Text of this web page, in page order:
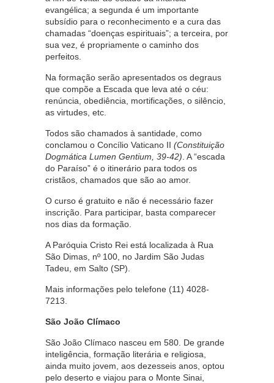
evangélica; a segunda é um importante
subsídio para o reconhecimento e a cura das
chamadas “doenças espirituais”; a terceira, por
sua vez, é propriamente o caminho dos
perfeitos.
Na formação serão apresentados os degraus
que compõe a Escada que leva até o céu:
renúncia, obediência, mortificações, o silêncio,
as virtudes, etc.
Todos são chamados à santidade, como
conclamou o Concílio Vaticano II (Constituição
Dogmática Lumen Gentium, 39-42) . A “escada
do Paraíso” é o itinerário para todos os
cristãos, chamados que são ao amor.
O curso é gratuito e não é necessário fazer
inscrição. Para participar, basta comparecer
nos dias da formação.
A Paróquia Cristo Rei está localizada à Rua
São Dimas, nº 100, no Jardim São Judas
Tadeu, em Salto (SP).
Mais informações pelo telefone (11) 4028-
7213.
São João Clímaco
São João Clímaco nasceu em 580. De grande
inteligência, formação literária e religiosa,
ainda muito jovem, aos dezesseis anos, optou
pelo deserto e viajou para o Monte Sinai,